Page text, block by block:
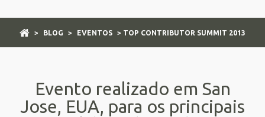
> BLOG > EVENTOS > TOP CONTRIBUTOR SUMMIT 2013
Evento realizado em San
Jose, EUA, para os principais